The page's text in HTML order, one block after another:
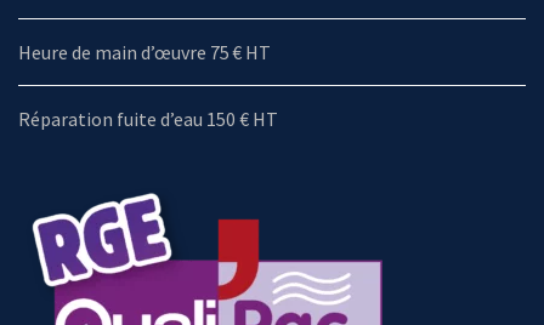
Heure de main d’œuvre 75 € HT
Réparation fuite d’eau 150 € HT